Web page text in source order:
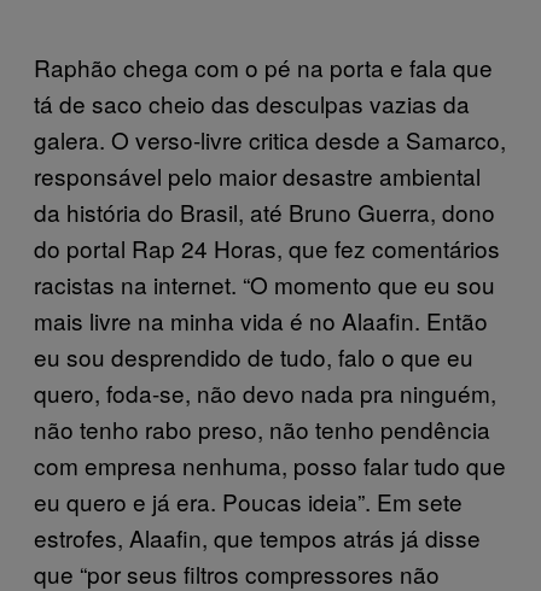
Raphão chega com o pé na porta e fala que
tá de saco cheio das desculpas vazias da
galera. O verso-livre critica desde a Samarco,
responsável pelo maior desastre ambiental
da história do Brasil, até Bruno Guerra, dono
do portal Rap 24 Horas, que fez comentários
racistas na internet. “O momento que eu sou
mais livre na minha vida é no Alaafin. Então
eu sou desprendido de tudo, falo o que eu
quero, foda-se, não devo nada pra ninguém,
não tenho rabo preso, não tenho pendência
com empresa nenhuma, posso falar tudo que
eu quero e já era. Poucas ideia”. Em sete
estrofes, Alaafin, que tempos atrás já disse
que “por seus filtros compressores não